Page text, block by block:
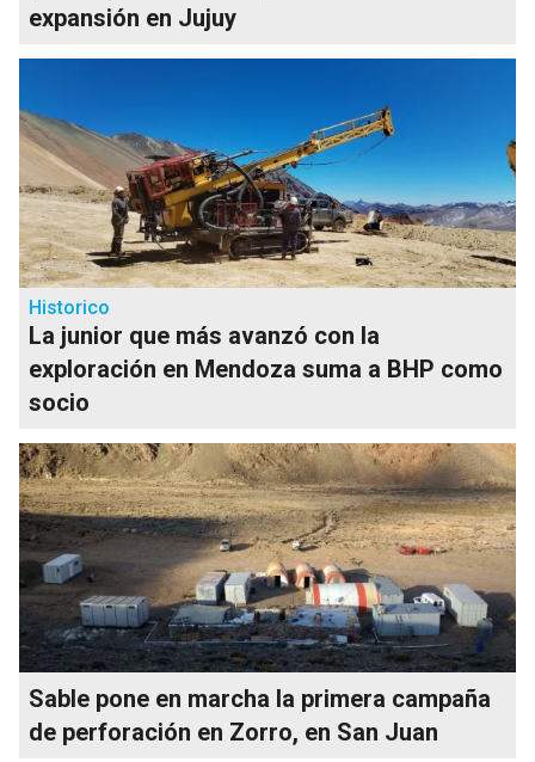
expansión en Jujuy
Historico
La junior que más avanzó con la
exploración en Mendoza suma a BHP como
socio
Sable pone en marcha la primera campaña
de perforación en Zorro, en San Juan